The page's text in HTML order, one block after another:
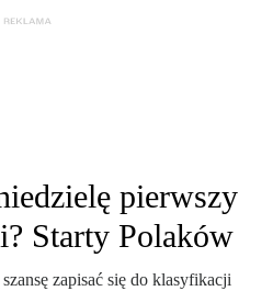
pierwszy
Starty Polaków
zapisać się do klasyfikacji